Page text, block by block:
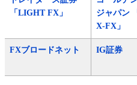
「LIGHT FX」
ジャパン
X-FX」
FXブロードネット IG証券